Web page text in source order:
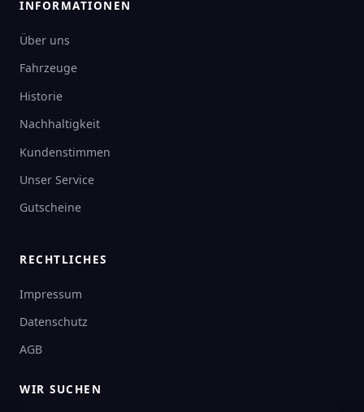
INFORMATIONEN
Über uns
Fahrzeuge
Historie
Nachhaltigkeit
Kundenstimmen
Unser Service
Gutscheine
RECHTLICHES
Impressum
Datenschutz
AGB
WIR SUCHEN